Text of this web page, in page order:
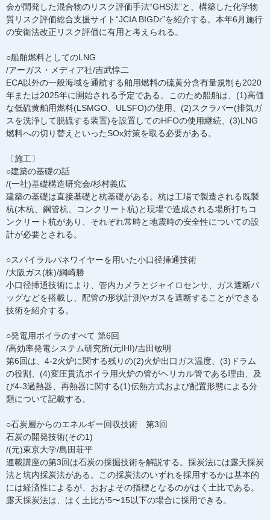
会が開発した混合物のリスク評価手法“GHS法”と、構築した化学物
質リスク評価総合支援サイト“JCIA BIGDr”を紹介する。本年6月施行
の安衛法改正リスク評価に有用と考えられる。
○船舶燃料としてのLNG
/アーガス・メディア社/吉武惇二
ECA以外の一般海域を通航する舶用燃料の硫黄分含有量規制も2020
年または2025年に開始される予定である。このため船舶は、(1)高価
な低硫黄舶用燃料(LSMGO、ULSFO)の使用、(2)スクラバー(排気ガ
スを洗浄して脱硫する装置)を設置してのHFOの使用継続、(3)LNG
燃料への切り替えといったSOx対策を取る必要がある。
〔施工〕
○建築の基礎の話
/(一社)基礎構造研究会/杉村義広
建築の基礎は直接基礎と杭基礎がある。杭は工場で製造される既製
杭(木杭、鋼管杭、コンクリート杭)と現場で造成される場所打ちコ
ンクリート杭があり、それぞれ常時と地震時の安全性についての設
計が必要とされる。
○スパイラルパネワイヤーを用いた小口径挿通技術
/大阪ガス(株)/綱崎勝
小口径挿通技術により、管内カメラとジャイロセンサ、ガス遮断バ
ッグなどを搭載し、配管の形状計測やガスを遮断することができる
技術を紹介する。
○発電用ボイラのすべて 第6回
/高効率発電システム研究所(元IHI)/吉田敏明
第6回は、4-2火炉に関する残りの(2)火炉出口ガス温度、(3)ドラム
の役割、(4)変圧貫流ボイラ用火炉の管がヘリカル管である理由、及
び4-3過熱器、再熱器に関する(1)伝熱方式および配置形態による分
類について記載する。
○石炭層からのエネルギー回収技術 第3回
石炭の開発技術(その1)
/(元)東京大学/島田荘平
連載講座の第3回は石炭の採掘技術を解説する。採炭法には露天採炭
法と坑内採炭法がある。この採炭法のいずれを採用するかは基本的
には経済性によるが、おおよその指標となるのがはく土比である。
露天採炭法は、はく土比が5〜15以下の場合に採用できる。